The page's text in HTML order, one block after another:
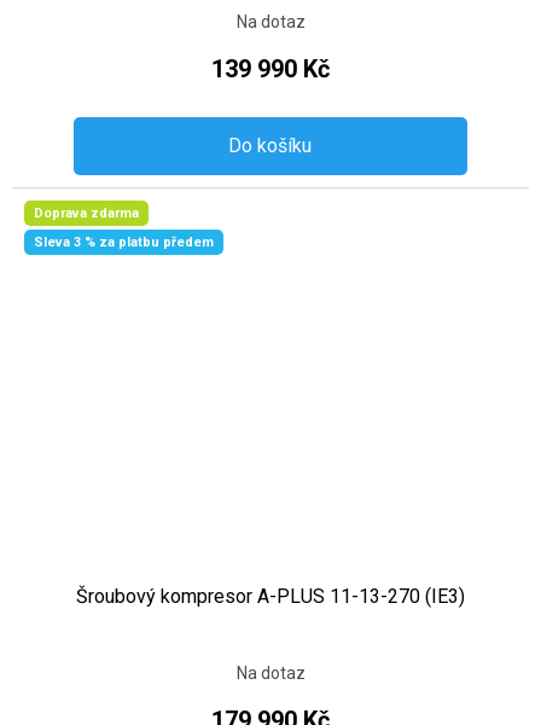
Na dotaz
139 990 Kč
Do košíku
Doprava zdarma
Sleva 3 % za platbu předem
Šroubový kompresor A-PLUS 11-13-270 (IE3)
Na dotaz